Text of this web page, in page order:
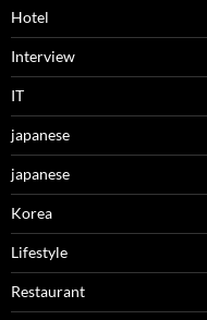
Hotel
Interview
IT
japanese
japanese
Korea
Lifestyle
Restaurant